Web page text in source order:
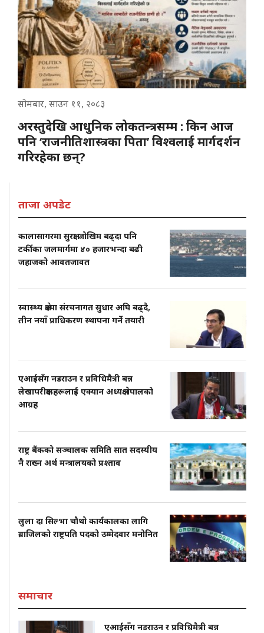
सोमबार, साउन ११, २०८३
अरस्तुदेखि आधुनिक लोकतन्त्रसम्म : किन आज
पनि ‘राजनीतिशास्त्रका पिता’ विश्वलाई मार्गदर्शन
गरिरहेका छन्?
ताजा अपडेट
कालासागरमा सुरक्षा जोखिम बढ्दा पनि
टर्कीका जलमार्गमा ४० हजारभन्दा बढी
जहाजको आवतजावत
स्वास्थ्य क्षेत्रमा संरचनागत सुधार अघि बढ्दै,
तीन नयाँ प्राधिकरण स्थापना गर्ने तयारी
एआईसँग नडराउन र प्रविधिमैत्री बन्न
लेखापरीक्षकहरूलाई एक्यान अध्यक्ष नेपालको
आग्रह
राष्ट्र बैंकको सञ्चालक समिति सात सदस्यीय
नै राख्न अर्थ मन्त्रालयको प्रश्ताव
लुला दा सिल्भा चौथो कार्यकालका लागि
ब्राजिलको राष्ट्रपति पदको उम्मेदवार मनोनित
समाचार
एआईसँग नडराउन र प्रविधिमैत्री बन्न